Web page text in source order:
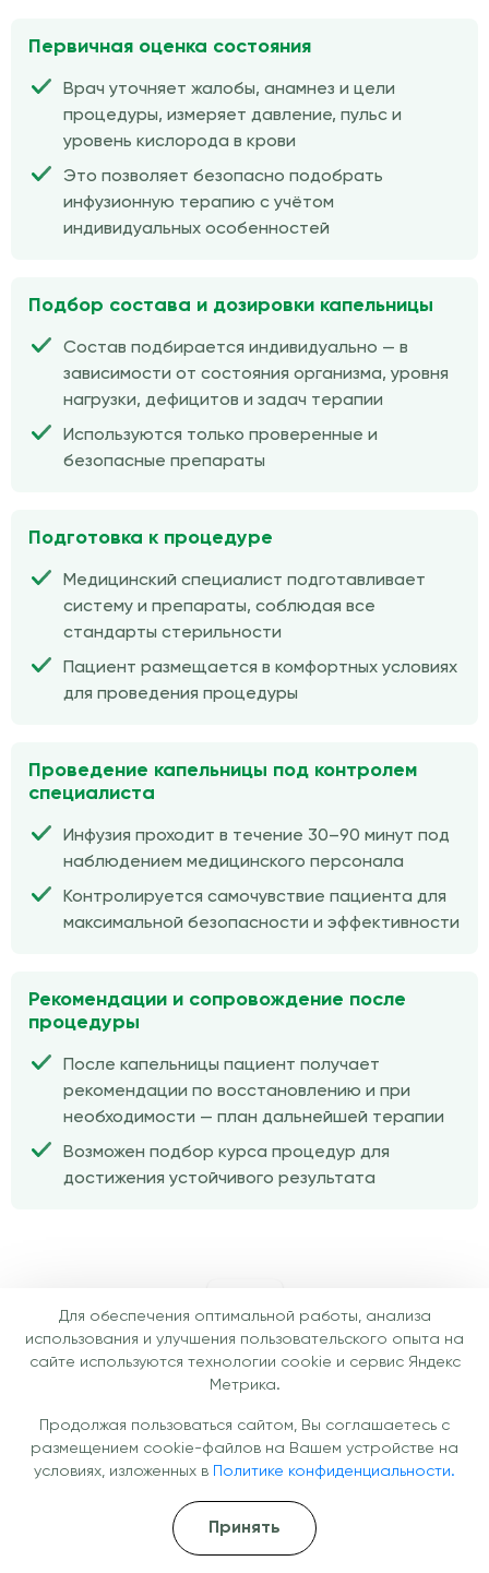
Первичная оценка состояния
Врач уточняет жалобы, анамнез и цели
процедуры, измеряет давление, пульс и
уровень кислорода в крови
Это позволяет безопасно подобрать
инфузионную терапию с учётом
индивидуальных особенностей
Подбор состава и дозировки капельницы
Состав подбирается индивидуально — в
зависимости от состояния организма, уровня
нагрузки, дефицитов и задач терапии
Используются только проверенные и
безопасные препараты
Подготовка к процедуре
Медицинский специалист подготавливает
систему и препараты, соблюдая все
стандарты стерильности
Пациент размещается в комфортных условиях
для проведения процедуры
Проведение капельницы под контролем
специалиста
Инфузия проходит в течение 30–90 минут под
наблюдением медицинского персонала
Контролируется самочувствие пациента для
максимальной безопасности и эффективности
Рекомендации и сопровождение после
процедуры
После капельницы пациент получает
рекомендации по восстановлению и при
необходимости — план дальнейшей терапии
Возможен подбор курса процедур для
достижения устойчивого результата
Отзывы наших пациентов о
медицинских услугах
Для обеспечения оптимальной работы, анализа
использования и улучшения пользовательского опыта на
сайте используются технологии cookie и сервис Яндекс
Метрика.
Продолжая пользоваться сайтом, Вы соглашаетесь с
размещением cookie-файлов на Вашем устройстве на
условиях, изложенных в
Политике конфиденциальности.
Принять